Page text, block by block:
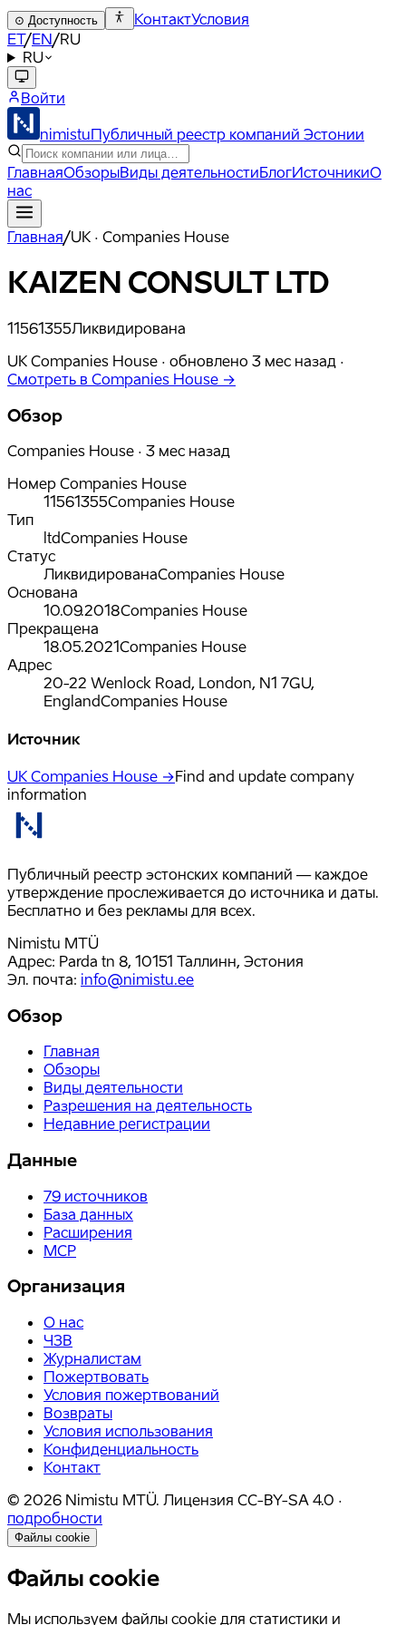
⊙ Доступность КонтактУсловия
ET/EN/RU
RU
Войти
nimistuПубличный реестр компаний Эстонии
ГлавнаяОбзорыВиды деятельностиБлогИсточникиО
нас
Главная/UK · Companies House
KAIZEN CONSULT LTD
11561355Ликвидирована
UK Companies House · обновлено 3 мес назад ·
Смотреть в Companies House →
Обзор
Companies House · 3 мес назад
Номер Companies House
11561355Companies House
Тип
ltdCompanies House
Статус
ЛиквидированаCompanies House
Основана
10.09.2018Companies House
Прекращена
18.05.2021Companies House
Адрес
20-22 Wenlock Road, London, N1 7GU,
EnglandCompanies House
Источник
UK Companies House →Find and update company
information
Публичный реестр эстонских компаний — каждое
утверждение прослеживается до источника и даты.
Бесплатно и без рекламы для всех.
Nimistu MTÜ
Адрес: Parda tn 8, 10151 Таллинн, Эстония
Эл. почта: info@nimistu.ee
Обзор
Главная
Обзоры
Виды деятельности
Разрешения на деятельность
Недавние регистрации
Данные
79 источников
База данных
Расширения
MCP
Организация
О нас
ЧЗВ
Журналистам
Пожертвовать
Условия пожертвований
Возвраты
Условия использования
Конфиденциальность
Контакт
© 2026 Nimistu MTÜ. Лицензия CC-BY-SA 4.0 ·
подробности
Файлы cookie
Файлы cookie
Мы используем файлы cookie для статистики и